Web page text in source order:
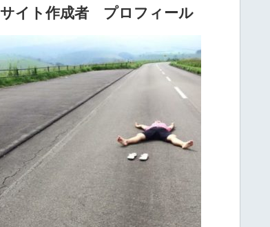
サイト作成者 プロフィール